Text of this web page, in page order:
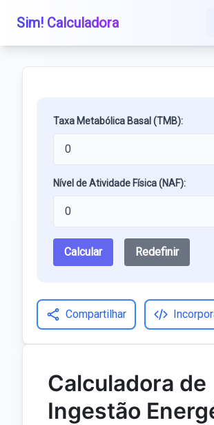
Sim! Calculadora
Taxa Metabólica Basal (TMB):
Nível de Atividade Física (NAF):
Calcular Redefinir
Compartilhar
Calculadora de
Ingestão